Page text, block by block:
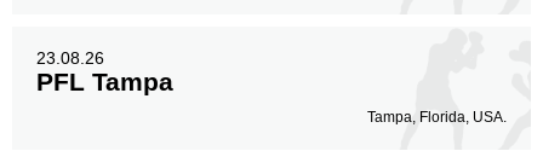
23.08.26
PFL Tampa
Tampa, Florida, USA.